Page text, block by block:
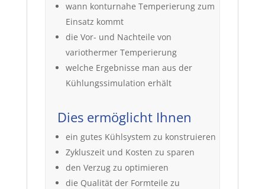
wann konturnahe Temperierung zum
Einsatz kommt
die Vor- und Nachteile von
variothermer Temperierung
welche Ergebnisse man aus der
Kühlungssimulation erhält
Dies ermöglicht Ihnen
ein gutes Kühlsystem zu konstruieren
Zykluszeit und Kosten zu sparen
den Verzug zu optimieren
die Qualität der Formteile zu